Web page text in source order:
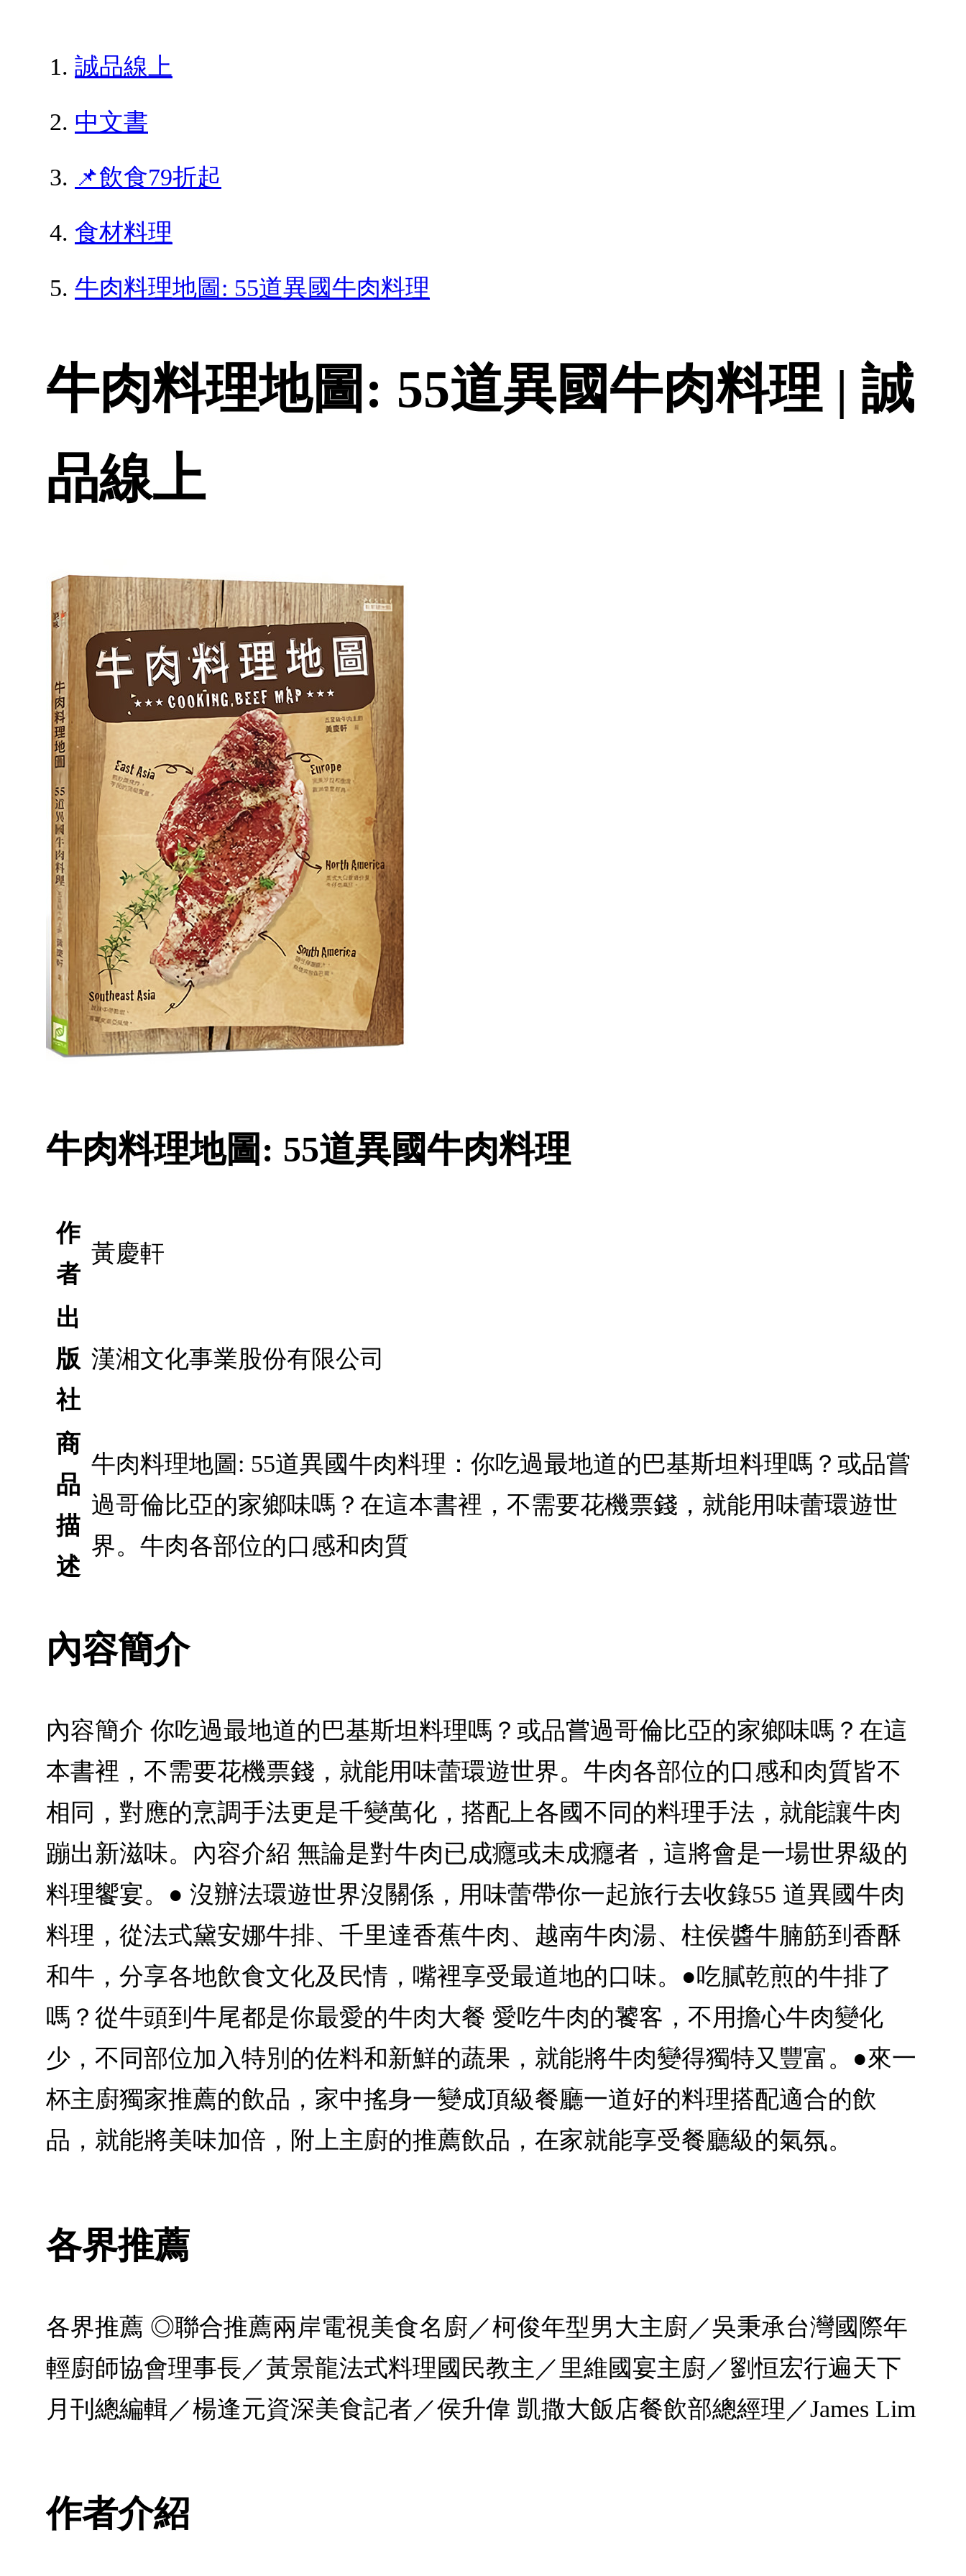
誠品線上
中文書
📌飲食79折起
食材料理
牛肉料理地圖: 55道異國牛肉料理
牛肉料理地圖: 55道異國牛肉料理 | 誠
品線上
牛肉料理地圖: 55道異國牛肉料理
作
者
黃慶軒
出
版
社
漢湘文化事業股份有限公司
商
品
描
述
牛肉料理地圖: 55道異國牛肉料理：你吃過最地道的巴基斯坦料理嗎？或品嘗
過哥倫比亞的家鄉味嗎？在這本書裡，不需要花機票錢，就能用味蕾環遊世
界。牛肉各部位的口感和肉質
內容簡介
內容簡介 你吃過最地道的巴基斯坦料理嗎？或品嘗過哥倫比亞的家鄉味嗎？在這
本書裡，不需要花機票錢，就能用味蕾環遊世界。牛肉各部位的口感和肉質皆不
相同，對應的烹調手法更是千變萬化，搭配上各國不同的料理手法，就能讓牛肉
蹦出新滋味。內容介紹 無論是對牛肉已成癮或未成癮者，這將會是一場世界級的
料理饗宴。● 沒辦法環遊世界沒關係，用味蕾帶你一起旅行去收錄55 道異國牛肉
料理，從法式黛安娜牛排、千里達香蕉牛肉、越南牛肉湯、柱侯醬牛腩筋到香酥
和牛，分享各地飲食文化及民情，嘴裡享受最道地的口味。●吃膩乾煎的牛排了
嗎？從牛頭到牛尾都是你最愛的牛肉大餐 愛吃牛肉的饕客，不用擔心牛肉變化
少，不同部位加入特別的佐料和新鮮的蔬果，就能將牛肉變得獨特又豐富。●來一
杯主廚獨家推薦的飲品，家中搖身一變成頂級餐廳一道好的料理搭配適合的飲
品，就能將美味加倍，附上主廚的推薦飲品，在家就能享受餐廳級的氣氛。
各界推薦
各界推薦 ◎聯合推薦兩岸電視美食名廚／柯俊年型男大主廚／吳秉承台灣國際年
輕廚師協會理事長／黃景龍法式料理國民教主／里維國宴主廚／劉恒宏行遍天下
月刊總編輯／楊逢元資深美食記者／侯升偉 凱撒大飯店餐飲部總經理／James Lim
作者介紹